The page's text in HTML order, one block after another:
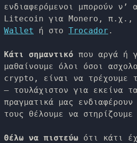
ενδιαφερόμενοι μπορούν ν’
Litecoin για Monero, π.χ.,
Wallet
ή στο Trocador .
Κάτι σημαντικό που αργά ή
μαθαίνουμε όλοι όσοι
crypto, είναι να τρέχουμε
– τουλάχιστον για εκείνα
πραγματικά μας
τους θέλουμε να στηρίζουμε
Θέλω να πιστεύω ότι κάτι